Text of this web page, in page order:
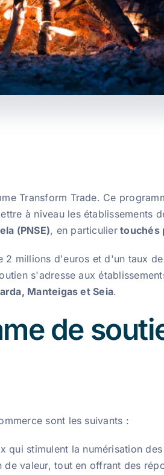
Transform Trade. Ce
à niveau les établissements
(PNSE), en particuliertouchés
millions d'euros et d'un taux
s'adresse aux
Manteigas et Seia.
de
sont les suivants :
stimulent la numérisation
valeur, tout en offrant des